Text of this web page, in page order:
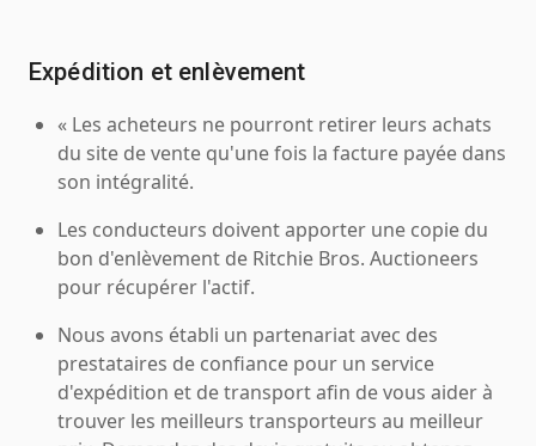
Expédition et enlèvement
« Les acheteurs ne pourront retirer leurs achats
du site de vente qu'une fois la facture payée dans
son intégralité.
Les conducteurs doivent apporter une copie du
bon d'enlèvement de Ritchie Bros. Auctioneers
pour récupérer l'actif.
Nous avons établi un partenariat avec des
prestataires de confiance pour un service
d'expédition et de transport afin de vous aider à
trouver les meilleurs transporteurs au meilleur